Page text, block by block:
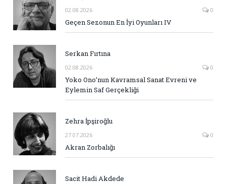
02.08.2026 0
Geçen Sezonun En İyi Oyunları IV
Serkan Fırtına
02.08.2026 0
Yoko Ono’nun Kavramsal Sanat Evreni ve
Eylemin Saf Gerçekliği
Zehra İpşiroğlu
27.07.2026 0
Akran Zorbalığı
Sacit Hadi Akdede